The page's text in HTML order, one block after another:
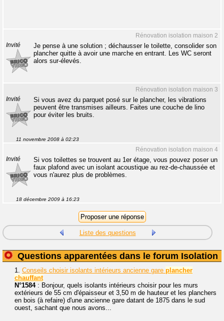
Rénovation isolation maison 2
Invité
Je pense à une solution ; déchausser le toilette, consolider son
plancher quitte à avoir une marche en entrant. Les WC seront
alors sur-élevés.
Rénovation isolation maison 3
Invité
Si vous avez du parquet posé sur le plancher, les vibrations
peuvent être transmises ailleurs. Faites une couche de lino
pour éviter les bruits.
11 novembre 2008 à 02:23
Rénovation isolation maison 4
Invité
Si vos toilettes se trouvent au 1er étage, vous pouvez poser un
faux plafond avec un isolant acoustique au rez-de-chaussée et
vous n'aurez plus de problèmes.
18 décembre 2009 à 16:23
Liste des questions
Questions apparentées dans le forum Isolation
1. Conseils choisir isolants intérieurs ancienne gare plancher
chauffant
N°1584: Bonjour, quels isolants intérieurs choisir pour les murs
extérieurs de 55 cm d'épaisseur et 3,50 m de hauteur et les planchers
en bois (à refaire) d'une ancienne gare datant de 1875 dans le sud
ouest, sachant que nous avons...